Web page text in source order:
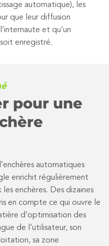
automatique), les
que leur diffusion
et qu’un
enregistré.
pour une
automatiques
enrichit régulièrement
enchères. Des dizaines
en compte ce qui ouvre le
d’optimisation des
de l’utilisateur, son
sa zone